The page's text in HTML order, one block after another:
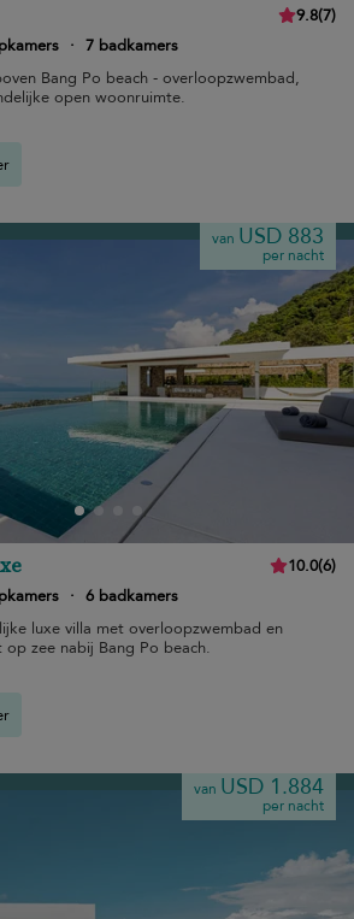
9.8(7)
· 7 badkamers
Bang Po beach - overloopzwembad,
open woonruimte.
van USD 883
per nacht
10.0(6)
· 6 badkamers
luxe villa met overloopzwembad en
zee nabij Bang Po beach.
van USD 1.884
per nacht